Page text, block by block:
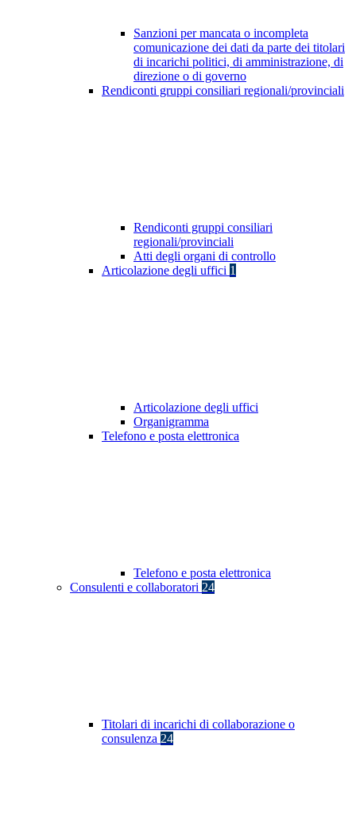
Sanzioni per mancata o incompleta
comunicazione dei dati da parte dei titolari
di incarichi politici, di amministrazione, di
direzione o di governo
Rendiconti gruppi consiliari regionali/provinciali
Rendiconti gruppi consiliari
regionali/provinciali
Atti degli organi di controllo
Articolazione degli uffici 1
Articolazione degli uffici
Organigramma
Telefono e posta elettronica
Telefono e posta elettronica
Consulenti e collaboratori 24
Titolari di incarichi di collaborazione o
consulenza 24